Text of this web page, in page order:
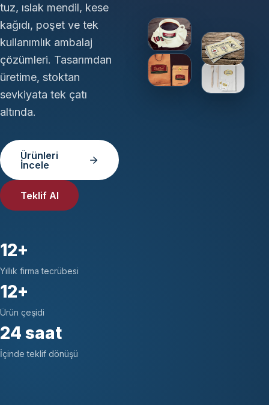
tuz, ıslak mendil, kese
kağıdı, poşet ve tek
kullanımlık ambalaj
çözümleri. Tasarımdan
üretime, stoktan
sevkiyata tek çatı
altında.
Ürünleri
İncele
Teklif Al
12+
Yıllık firma tecrübesi
12+
Ürün çeşidi
24 saat
İçinde teklif dönüşü